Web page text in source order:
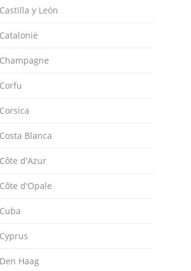
Castilla y León
Catalonië
Champagne
Corfu
Corsica
Costa Blanca
Côte d'Azur
Côte d'Opale
Cuba
Cyprus
Den Haag